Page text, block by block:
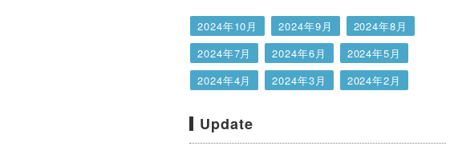
ISFJ
論理学者 INTP
運動家
ENFP
2024年10月 2024年9月
2024年8月
2024年7月
2024年6月
2024年5月
2024年4月
2024年3月 2024年2月
Update